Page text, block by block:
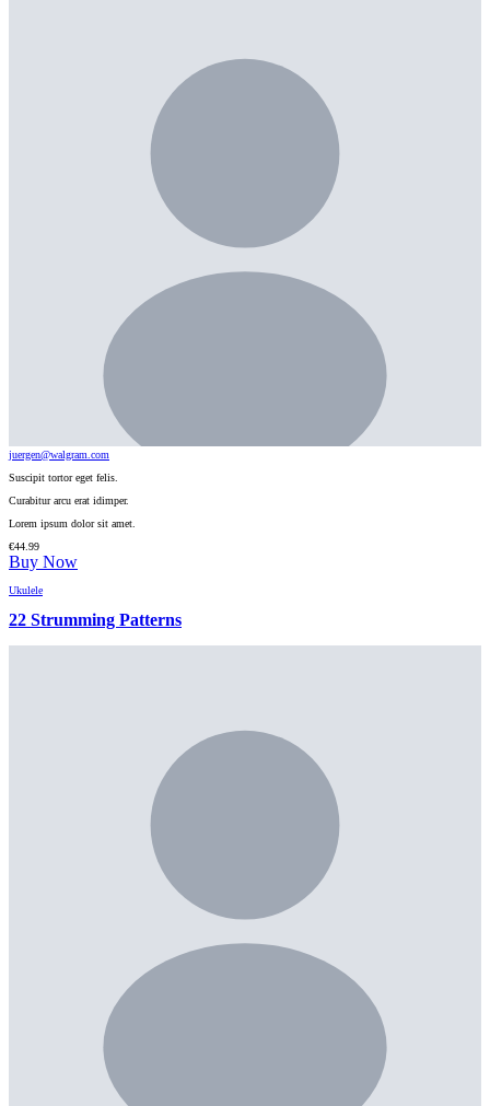
juergen@walgram.com
Suscipit tortor eget felis.
Curabitur arcu erat idimper.
Lorem ipsum dolor sit amet.
€44.99
Buy Now
Ukulele
22 Strumming Patterns